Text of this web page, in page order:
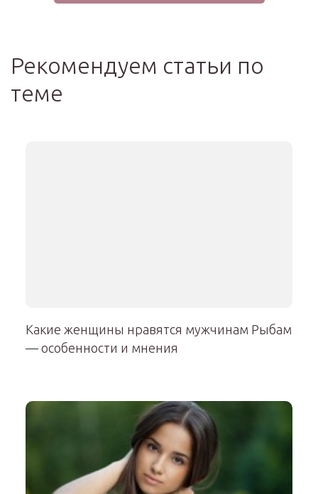
Рекомендуем статьи по
теме
Какие женщины нравятся мужчинам Рыбам
— особенности и мнения